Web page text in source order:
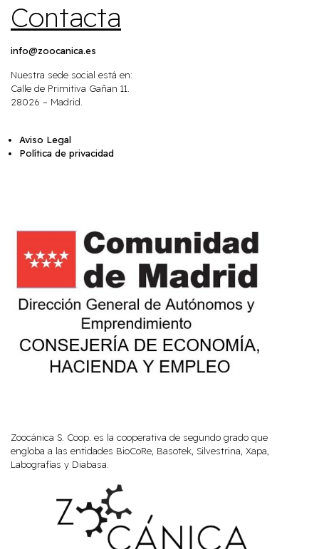
Contacta
info@zoocanica.es
Nuestra sede social está en:
Calle de Primitiva Gañan 11.
28026 – Madrid.
Aviso Legal
Política de privacidad
Zoocánica S. Coop. es la cooperativa de segundo grado que
engloba a las entidades BioCoRe, Basotek, Silvestrina, Xapa,
Labografías y Diabasa.